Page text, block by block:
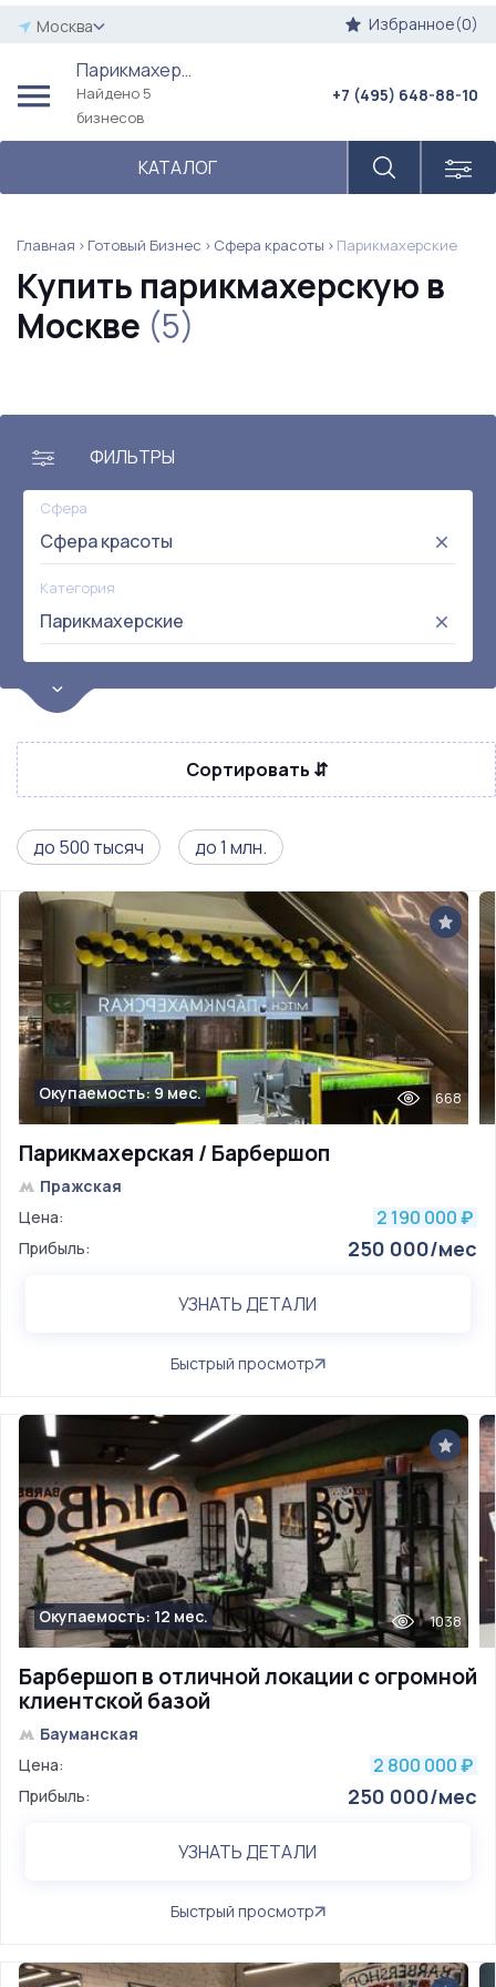
Москва Избранное(0)
Парикмахерские
Найдено 5
бизнесов
КАТАЛОГ
+7 (495) 648-88-10
Главная Готовый Бизнес Сфера красоты Парикмахерские
Купить парикмахерскую в
Москве (5)
ФИЛЬТРЫ
Сфера
Сфера красоты
Категория
Парикмахерские
Цена
от:
до:
Прибыль
Метро
Не выбрана
Сортировать ⇵
до 500 тысяч до 1 млн.
Парикмахерская / Барбершоп
Окупаемость: 9 мес. 668
Пражская
Цена:
2 190 000 ₽
Прибыль: 250 000/мес
УЗНАТЬ ДЕТАЛИ
Быстрый просмотр
Барбершоп в отличной локации с огромной
клиентской базой
Окупаемость: 12 мес. 1038
Бауманская
Цена:
2 800 000 ₽
Прибыль: 250 000/мес
УЗНАТЬ ДЕТАЛИ
Быстрый просмотр